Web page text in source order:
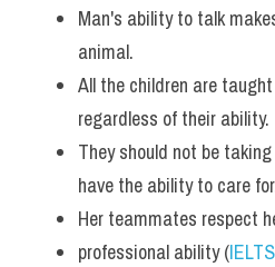
Man's ability to talk
animal.
All the children are
regardless of their ability.
They should not be
have the ability to care
Her teammates respect
professional ability (